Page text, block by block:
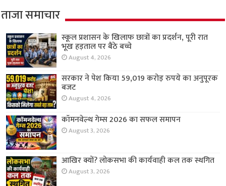
ताजा समाचार
स्कूल प्रशासन के खिलाफ छात्रों का प्रदर्शन, पूरी रात
भूख हड़ताल पर बैठे बच्चे
August 4, 2026
सरकार ने पेश किया 59,019 करोड़ रुपये का अनुपूरक
बजट
August 4, 2026
कॉमनवेल्थ गेम्स 2026 का सफल समापन
August 3, 2026
आखिर क्यों? लोकसभा की कार्यवाही कल तक स्थगित
August 3, 2026